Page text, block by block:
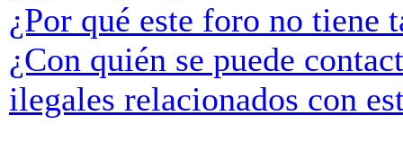
¿Por qué este foro no tiene
¿Con quién se puede
ilegales relacionados con